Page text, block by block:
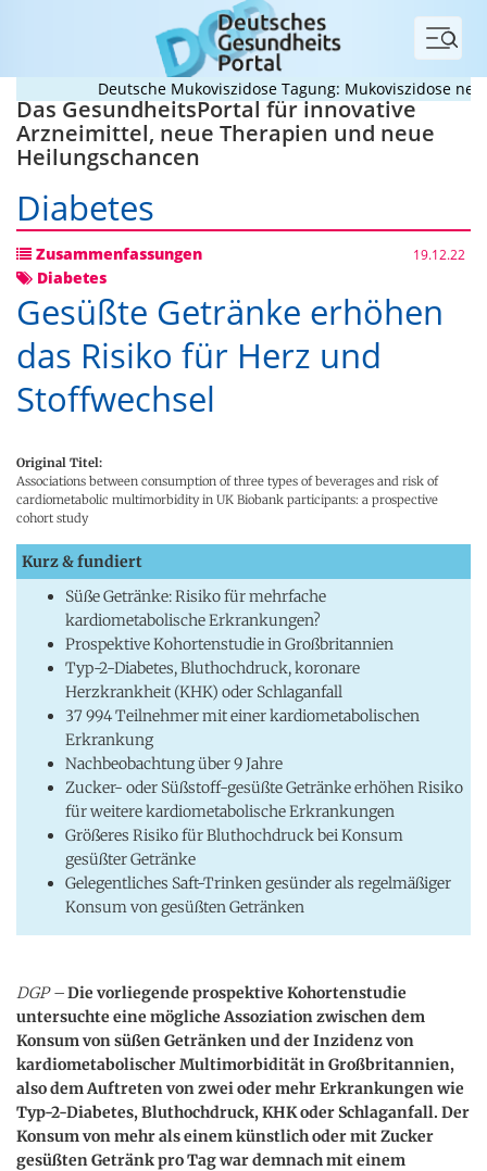
Menü
Deutsche Mukoviszidose Tagung: Mukoviszidose neu
Das GesundheitsPortal für innovative
Arzneimittel, neue Therapien und neue
Heilungschancen
Diabetes
Zusammenfassungen 19.12.22
Diabetes
Gesüßte Getränke erhöhen
das Risiko für Herz und
Stoffwechsel
Original Titel:
Associations between consumption of three types of beverages and risk of
cardiometabolic multimorbidity in UK Biobank participants: a prospective
cohort study
Kurz & fundiert
Süße Getränke: Risiko für mehrfache
kardiometabolische Erkrankungen?
Prospektive Kohortenstudie in Großbritannien
Typ-2-Diabetes, Bluthochdruck, koronare
Herzkrankheit (KHK) oder Schlaganfall
37 994 Teilnehmer mit einer kardiometabolischen
Erkrankung
Nachbeobachtung über 9 Jahre
Zucker- oder Süßstoff-gesüßte Getränke erhöhen Risiko
für weitere kardiometabolische Erkrankungen
Größeres Risiko für Bluthochdruck bei Konsum
gesüßter Getränke
Gelegentliches Saft-Trinken gesünder als regelmäßiger
Konsum von gesüßten Getränken
DGP –Die vorliegende prospektive Kohortenstudie
untersuchte eine mögliche Assoziation zwischen dem
Konsum von süßen Getränken und der Inzidenz von
kardiometabolischer Multimorbidität in Großbritannien,
also dem Auftreten von zwei oder mehr Erkrankungen wie
Typ-2-Diabetes, Bluthochdruck, KHK oder Schlaganfall. Der
Konsum von mehr als einem künstlich oder mit Zucker
gesüßten Getränk pro Tag war demnach mit einem